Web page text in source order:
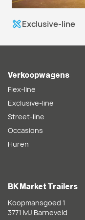
Exclusive-line
BK Market Trailers
Koopmansgoed 1
3771 MJ Barneveld
Verkoopwagens
Flex-line
Exclusive-line
Street-line
Occasions
Huren